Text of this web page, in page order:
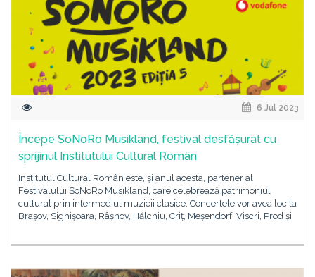
6 Jul 2023
Începe SoNoRo Musikland, festival desfășurat cu
sprijinul Institutului Cultural Român
Institutul Cultural Român este, și anul acesta, partener al
Festivalului SoNoRo Musikland, care celebrează patrimoniul
cultural prin intermediul muzicii clasice. Concertele vor avea loc la
Brașov, Sighișoara, Râșnov, Hălchiu, Criț, Meșendorf, Viscri, Prod și